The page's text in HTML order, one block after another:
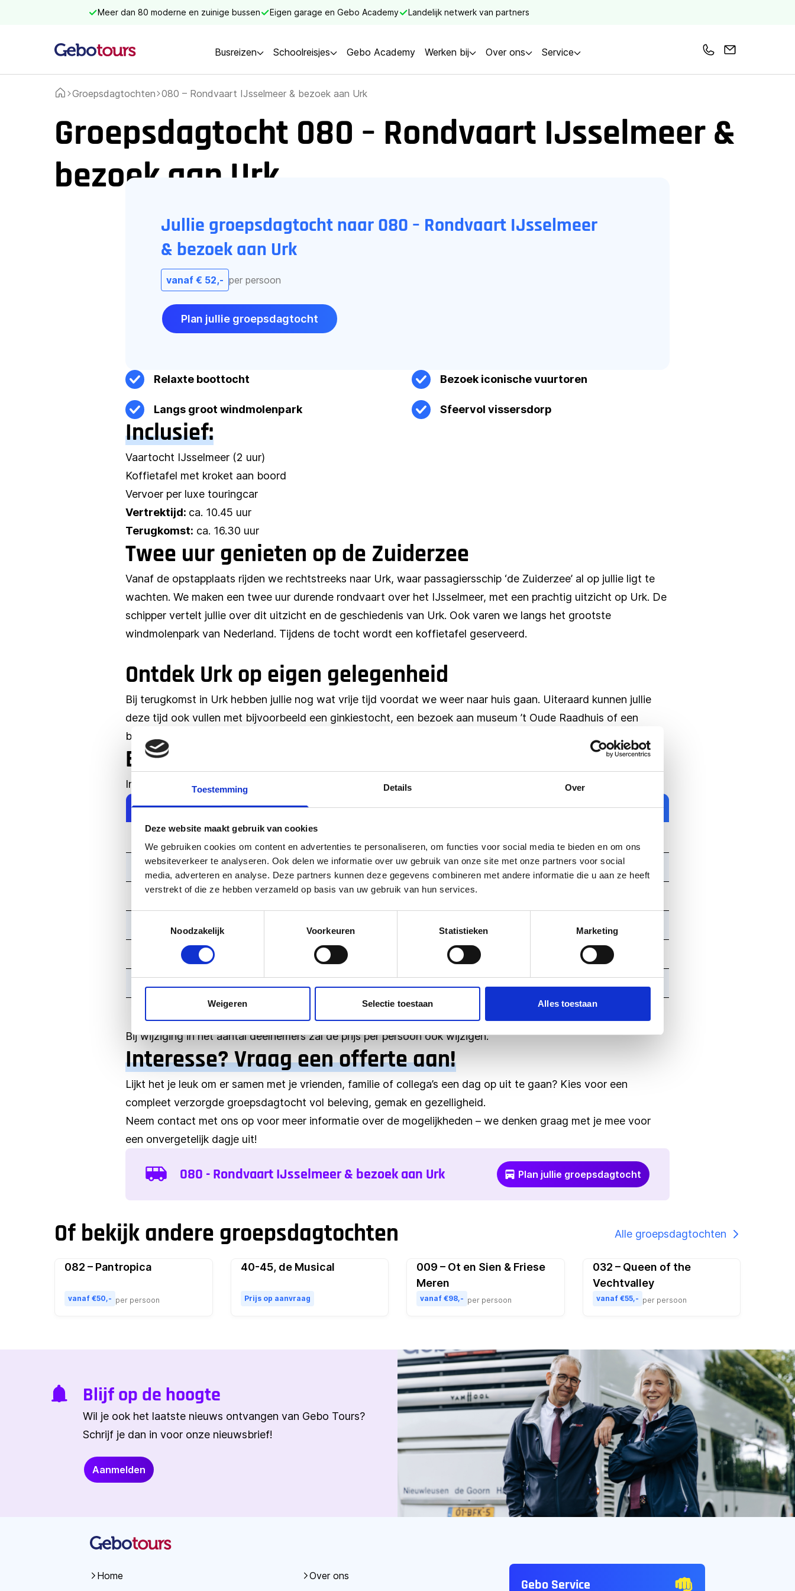
Toestemming Details Over
Deze website maakt gebruik van cookies
We gebruiken cookies om content en advertenties te personaliseren, om functies voor social media te bieden en om ons
websiteverkeer te analyseren. Ook delen we informatie over uw gebruik van onze site met onze partners voor social
media, adverteren en analyse. Deze partners kunnen deze gegevens combineren met andere informatie die u aan ze heeft
verstrekt of die ze hebben verzameld op basis van uw gebruik van hun services.
Noodzakelijk
Voorkeuren Statistieken Marketing
Weigeren Selectie toestaan Alles toestaan
Meer dan 80 moderne en zuinige bussen Eigen garage en Gebo Academy Landelijk netwerk van partners
Busreizen Schoolreisjes Gebo Academy Werken bij Over ons Service Bel onsMail ons
HomeGroepsdagtochten 080 – Rondvaart IJsselmeer & bezoek aan Urk
Groepsdagtocht 080 – Rondvaart IJsselmeer &
bezoek aan Urk
Jullie groepsdagtocht naar 080 – Rondvaart IJsselmeer
& bezoek aan Urk
vanaf € 52,- per persoon
Plan jullie groepsdagtocht
Relaxte boottocht Bezoek iconische vuurtoren
Langs groot windmolenpark Sfeervol vissersdorp
Inclusief:
Vaartocht IJsselmeer (2 uur)
Koffietafel met kroket aan boord
Vervoer per luxe touringcar
Vertrektijd: ca. 10.45 uur
Terugkomst: ca. 16.30 uur
Twee uur genieten op de Zuiderzee
Vanaf de opstapplaats rijden we rechtstreeks naar Urk, waar passagiersschip ‘de Zuiderzee’ al op jullie ligt te
wachten. We maken een twee uur durende rondvaart over het IJsselmeer, met een prachtig uitzicht op Urk. De
schipper vertelt jullie over dit uitzicht en de geschiedenis van Urk. Ook varen we langs het grootste
windmolenpark van Nederland. Tijdens de tocht wordt een koffietafel geserveerd.
Ontdek Urk op eigen gelegenheid
Bij terugkomst in Urk hebben jullie nog wat vrije tijd voordat we weer naar huis gaan. Uiteraard kunnen jullie
deze tijd ook vullen met bijvoorbeeld een ginkiestocht, een bezoek aan museum ’t Oude Raadhuis of een
bezichtiging van de vuurtoren. Vraag gerust naar de mogelijkheden en prijzen!
Bijzonderheden:
In plaats van de koffietafel met kroket is het ook mogelijk om een lekkere vislunch te serveren aan boord!
Personen € p.p. (vanaf)
35-39 € 58,25
40-44 € 55,25
€ 52,75
Bij wijziging in het aantal deelnemers zal de prijs per persoon ook wijzigen.
Interesse? Vraag een offerte aan!
Lijkt het je leuk om er samen met je vrienden, familie of collega’s een dag op uit te gaan? Kies voor een
compleet verzorgde groepsdagtocht vol beleving, gemak en gezelligheid.
Neem contact met ons op voor meer informatie over de mogelijkheden – we denken graag met je mee voor
een onvergetelijk dagje uit!
080 - Rondvaart IJsselmeer & bezoek aan Urk Plan jullie groepsdagtocht
Of bekijk andere groepsdagtochten Alle groepsdagtochten
082 – Pantropica
vanaf €50,- per persoon
40-45, de Musical
Prijs op aanvraag
009 – Ot en Sien & Friese
Meren
vanaf €98,- per persoon
032 – Queen of the
Vechtvalley
vanaf €55,- per persoon
Blijf op de hoogte
Wil je ook het laatste nieuws ontvangen van Gebo Tours?
Schrijf je dan in voor onze nieuwsbrief!
Aanmelden
Home Over ons
Gebo Service